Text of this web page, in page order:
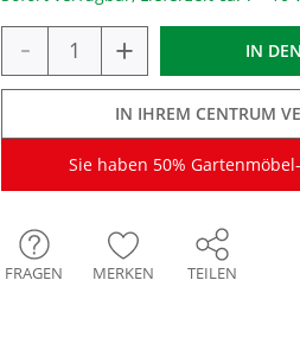
- + IN DEN
IN IHREM CENTRUM
Sie haben 50%
FRAGEN MERKEN TEILEN